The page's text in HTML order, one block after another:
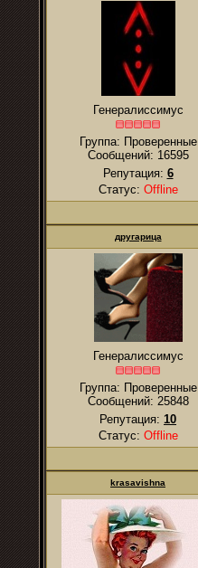
Генералиссимус
Группа: Проверенные
Сообщений: 16595
Репутация: 6
Статус: Offline
другарица
Генералиссимус
Группа: Проверенные
Сообщений: 25848
Репутация: 10
Статус: Offline
krasavishna